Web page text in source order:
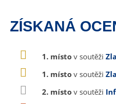
ZÍSKANÁ
1. místo v soutěži
1. místo v soutěži
2. místo v soutěži